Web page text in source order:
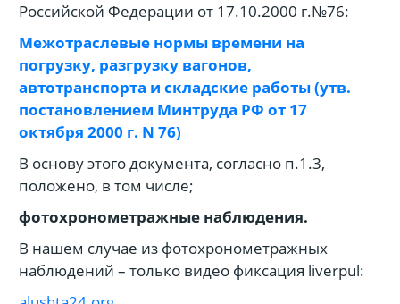
Российской Федерации от 17.10.2000 г.№76:
Межотраслевые нормы времени на
погрузку, разгрузку вагонов,
автотранспорта и складские работы(утв.
постановлением Минтруда РФ от 17
октября 2000 г. N 76)
В основу этого документа, согласно п.1.3,
положено, в том числе;
фотохронометражные наблюдения.
В нашем случае из фотохронометражных
наблюдений – только видео фиксация liverpul: